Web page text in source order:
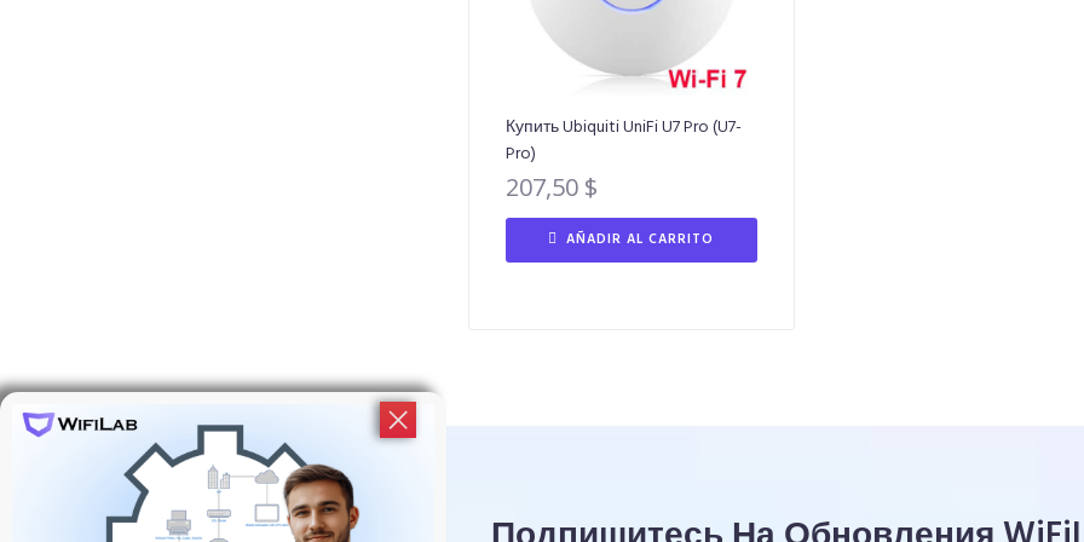
Купить Ubiquiti UniFi U7 Pro (U7-
Pro)
207,50 $
AÑADIR AL CARRITO